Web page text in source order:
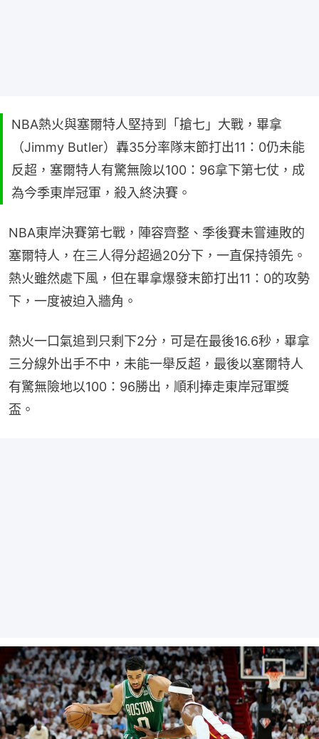
NBA熱火與塞爾特人堅持到「搶七」大戰，畢拿
（Jimmy Butler）轟35分率隊末節打出11：0仍未能
反超，塞爾特人有驚無險以100：96拿下第七仗，成
為今季東岸冠軍，殺入終決賽。
NBA東岸決賽第七戰，陣容齊整、季後賽未嘗連敗的
塞爾特人，在三人得分超過20分下，一直保持領先。
熱火雖然處下風，但在畢拿爆發末節打出11：0的攻勢
下，一度被迫入牆角。
熱火一口氣追到只剩下2分，可是在最後16.6秒，畢拿
三分線外出手不中，未能一舉反超，最後以塞爾特人
有驚無險地以100：96勝出，順利捧走東岸冠軍獎
盃。